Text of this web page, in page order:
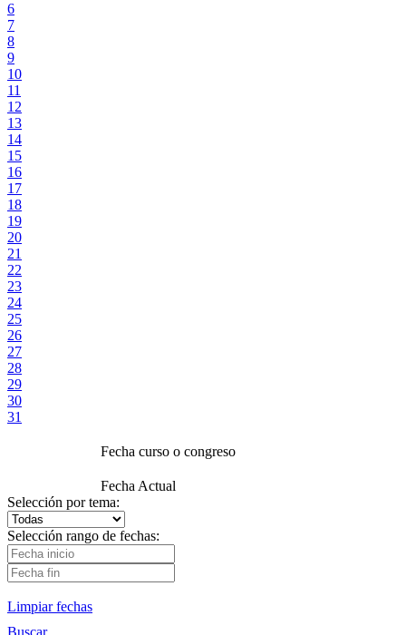
6
7
8
9
10
11
12
13
14
15
16
17
18
19
20
21
22
23
24
25
26
27
28
29
30
31
Fecha curso o congreso
Fecha Actual
Selección por tema:
Selección rango de fechas:
Limpiar fechas